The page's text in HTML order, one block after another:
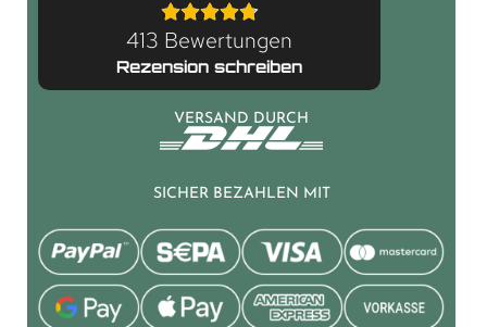
413 Bewertungen
Rezension schreiben
VERSAND DURCH
SICHER BEZAHLEN MIT